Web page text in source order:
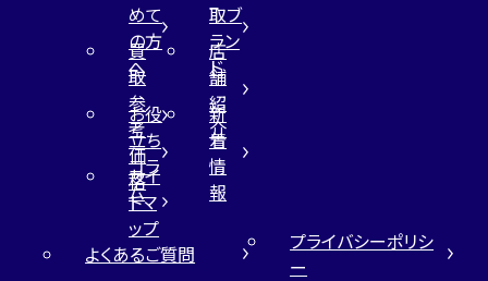
めて
の方
へ
取ブ
ラン
ド
買
取
参
考
価
格
店
舗
紹
介
お役
立ち
コラ
ム
新
着
情
報
サイ
トマ
ップ
よくあるご質問
プライバシーポリシ
ー